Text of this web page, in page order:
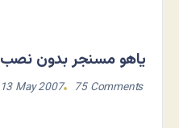
یاهو مسنجر بدون نصب
13 May 2007 75 Comments